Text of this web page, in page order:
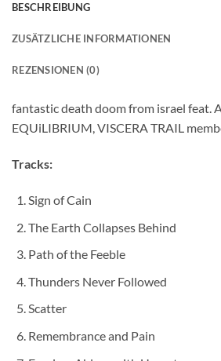
BESCHREIBUNG
ZUSÄTZLICHE INFORMATIONEN
REZENSIONEN (0)
fantastic death doom from israel feat.
EQUiLIBRIUM, VISCERA TRAIL
Tracks:
Sign of Cain
The Earth Collapses Behind
Path of the Feeble
Thunders Never Followed
Scatter
Remembrance and Pain